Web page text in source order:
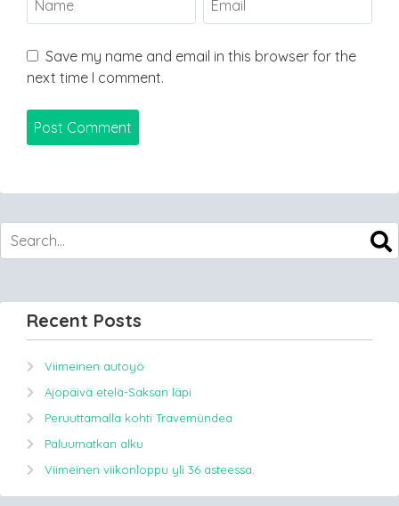
Save my name and email in this browser for the
next time I comment.
Recent Posts
Viimeinen autoyö
Ajopäivä etelä-Saksan läpi
Peruuttamalla kohti Travemündea
Paluumatkan alku
Viimeinen viikonloppu yli 36 asteessa.